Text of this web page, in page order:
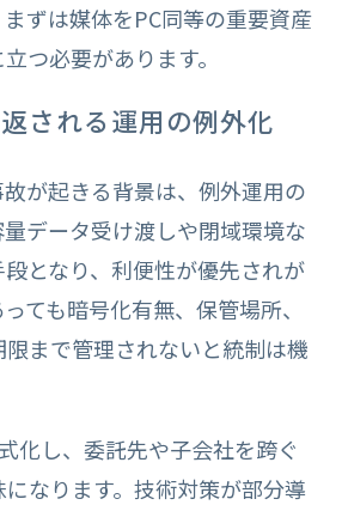
ずは媒体をPC同等の重要資産
つ必要があります。
される運用の例外化
が起きる背景は、例外運用の
データ受け渡しや閉域環境な
となり、利便性が優先されが
ても暗号化有無、保管場所、
まで管理されないと統制は機
化し、委託先や子会社を跨ぐ
なります。技術対策が部分導